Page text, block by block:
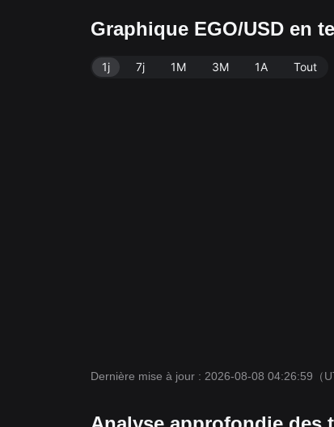
Graphique EGO/USD en
1j 7j 1M 3M 1A Tout
Dernière mise à jour : 2026-08-08 04:26:59 （